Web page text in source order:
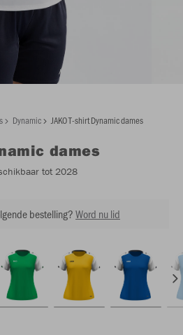
Dynamic JAKO T-shirt Dynamic dames
dames
tot 2028
bestelling?Word nu lid